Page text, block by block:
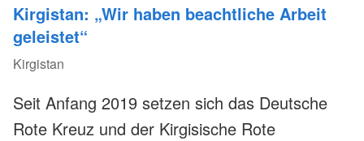
Kirgistan: „Wir haben beachtliche Arbeit
geleistet“
Kirgistan
Seit Anfang 2019 setzen sich das Deutsche
Rote Kreuz und der Kirgisische Rote